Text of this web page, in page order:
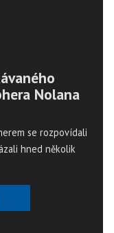
Nolana
se rozpovídali
hned několik